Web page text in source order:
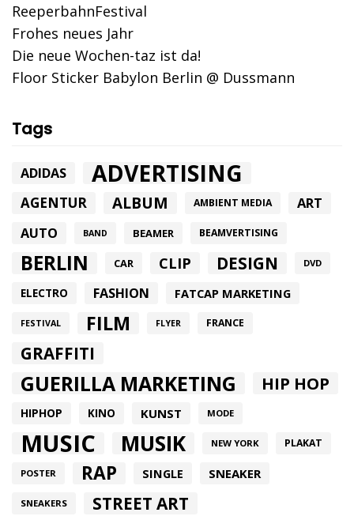
ReeperbahnFestival
Frohes neues Jahr
Die neue Wochen-taz ist da!
Floor Sticker Babylon Berlin @ Dussmann
Tags
ADIDAS ADVERTISING
AGENTUR ALBUM AMBIENT MEDIA ART
AUTO BAND BEAMER BEAMVERTISING
BERLIN CAR CLIP DESIGN DVD
ELECTRO FASHION FATCAP MARKETING
FESTIVAL FILM FLYER FRANCE
GRAFFITI
GUERILLA MARKETING HIP HOP
HIPHOP KINO KUNST MODE
MUSIC MUSIK NEW YORK PLAKAT
POSTER RAP SINGLE SNEAKER
SNEAKERS STREET ART